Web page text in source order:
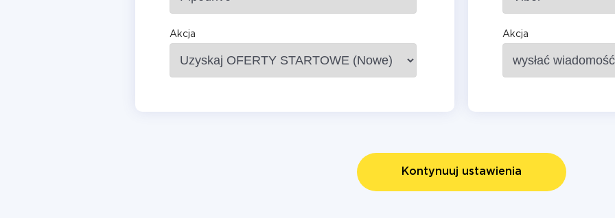
Akcja Akcja
Kontynuuj ustawienia